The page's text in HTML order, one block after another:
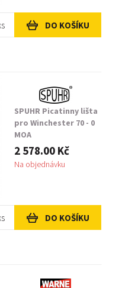
DO KOŠÍKU
SPUHR Picatinny lišta
pro Winchester 70 - 0
MOA
2 578.00 Kč
Na objednávku
DO KOŠÍKU